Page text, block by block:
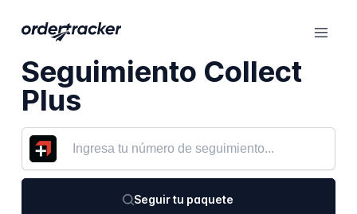
Seguimiento Collect
Plus
Seguir tu paquete